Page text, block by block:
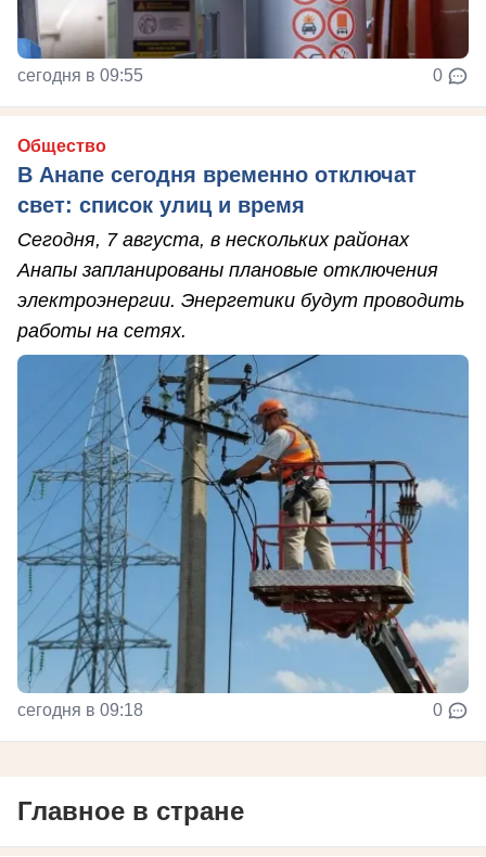
сегодня в 09:55 0
Общество
В Анапе сегодня временно отключат
свет: список улиц и время
Сегодня, 7 августа, в нескольких районах
Анапы запланированы плановые отключения
электроэнергии. Энергетики будут проводить
работы на сетях.
сегодня в 09:18 0
Главное в стране